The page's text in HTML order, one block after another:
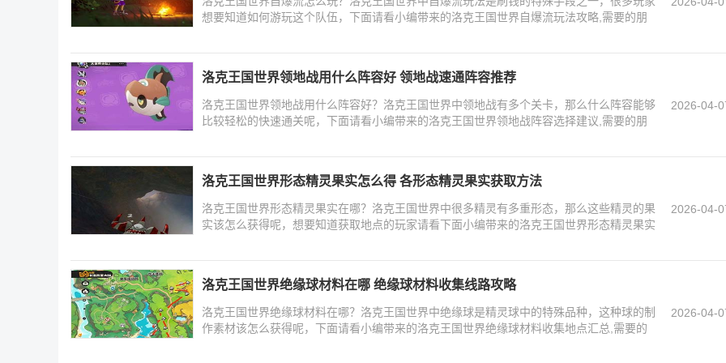
想要知道如何游玩这个队伍，下面请看小编带来的洛克王国世界自爆流玩法攻略,需要的朋
洛克王国世界领地战用什么阵容好 领地战速通阵容推荐
洛克王国世界领地战用什么阵容好？洛克王国世界中领地战有多个关卡，那么什么阵容能够
比较轻松的快速通关呢，下面请看小编带来的洛克王国世界领地战阵容选择建议,需要的朋
2026-04-
洛克王国世界形态精灵果实怎么得 各形态精灵果实获取方法
洛克王国世界形态精灵果实在哪？洛克王国世界中很多精灵有多重形态，那么这些精灵的果
实该怎么获得呢，想要知道获取地点的玩家请看下面小编带来的洛克王国世界形态精灵果实
2026-04-
洛克王国世界绝缘球材料在哪 绝缘球材料收集线路攻略
洛克王国世界绝缘球材料在哪？洛克王国世界中绝缘球是精灵球中的特殊品种，这种球的制
作素材该怎么获得呢，下面请看小编带来的洛克王国世界绝缘球材料收集地点汇总,需要的
2026-04-